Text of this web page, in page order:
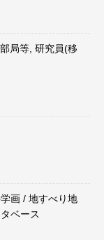
局等, 研究員(移
画 / 地すべり地
ベース